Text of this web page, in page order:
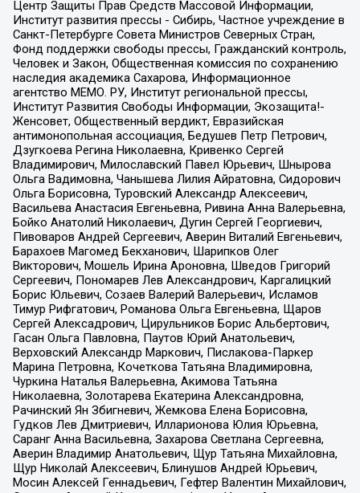
Центр Защиты Прав Средств Массовой Информации,
Институт развития прессы - Сибирь, Частное учреждение в
Санкт-Петербурге Совета Министров Северных Стран,
Фонд поддержки свободы прессы, Гражданский контроль,
Человек и Закон, Общественная комиссия по сохранению
наследия академика Сахарова, Информационное
агентство МЕМО. РУ, Институт региональной прессы,
Институт Развития Свободы Информации, Экозащита!-
Женсовет, Общественный вердикт, Евразийская
антимонопольная ассоциация, Бедушев Петр Петрович,
Дзугкоева Регина Николаевна, Кривенко Сергей
Владимирович, Милославский Павел Юрьевич, Шнырова
Ольга Вадимовна, Чанышева Лилия Айратовна, Сидорович
Ольга Борисовна, Туровский Александр Алексеевич,
Васильева Анастасия Евгеньевна, Ривина Анна Валерьевна,
Бойко Анатолий Николаевич, Дугин Сергей Георгиевич,
Пивоваров Андрей Сергеевич, Аверин Виталий Евгеньевич,
Барахоев Магомед Бекханович, Шарипков Олег
Викторович, Мошель Ирина Ароновна, Шведов Григорий
Сергеевич, Пономарев Лев Александрович, Каргалицкий
Борис Юльевич, Созаев Валерий Валерьевич, Исламов
Тимур Рифгатович, Романова Ольга Евгеньевна, Щаров
Сергей Алексадрович, Цирульников Борис Альбертович,
Гасан Ольга Павловна, Паутов Юрий Анатольевич,
Верховский Александр Маркович, Пислакова-Паркер
Марина Петровна, Кочеткова Татьяна Владимировна,
Чуркина Наталья Валерьевна, Акимова Татьяна
Николаевна, Золотарева Екатерина Александровна,
Рачинский Ян Збигневич, Жемкова Елена Борисовна,
Гудков Лев Дмитриевич, Илларионова Юлия Юрьевна,
Саранг Анна Васильевна, Захарова Светлана Сергеевна,
Аверин Владимир Анатольевич, Щур Татьяна Михайловна,
Щур Николай Алексеевич, Блинушов Андрей Юрьевич,
Мосин Алексей Геннадьевич, Гефтер Валентин Михайлович,